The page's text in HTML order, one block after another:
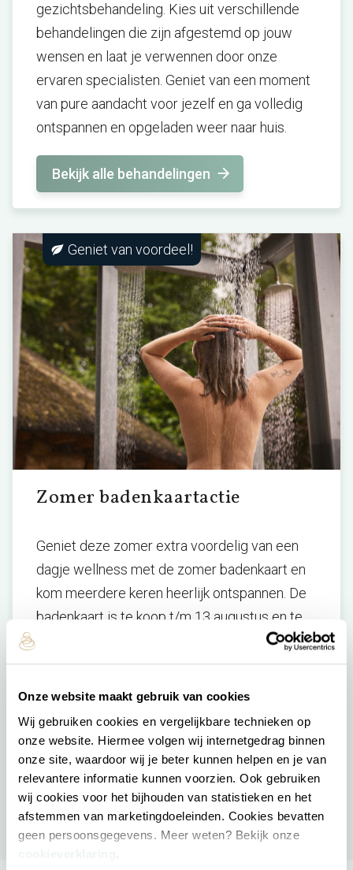
Onze website maakt gebruik van cookies
Wij gebruiken cookies en vergelijkbare technieken op
onze website. Hiermee volgen wij internetgedrag binnen
onze site, waardoor wij je beter kunnen helpen en je van
relevantere informatie kunnen voorzien. Ook gebruiken
wij cookies voor het bijhouden van statistieken en het
afstemmen van marketingdoeleinden. Cookies bevatten
geen persoonsgegevens. Meer weten? Bekijk onze
.
gezichtsbehandeling. Kies uit verschillende
behandelingen die zijn afgestemd op jouw
wensen en laat je verwennen door onze
ervaren specialisten. Geniet van een moment
van pure aandacht voor jezelf en ga volledig
ontspannen en opgeladen weer naar huis.
Bekijk alle behandelingen
Geniet van voordeel!
Zomer badenkaartactie
Geniet deze zomer extra voordelig van een
dagje wellness met de zomer badenkaart en
kom meerdere keren heerlijk ontspannen. De
badenkaart is te koop t/m 13 augustus en te
gebruiken t/m 1 oktober 2026. Je koopt de
badenkaart eenvoudig bij de receptie van het
Meer informatie